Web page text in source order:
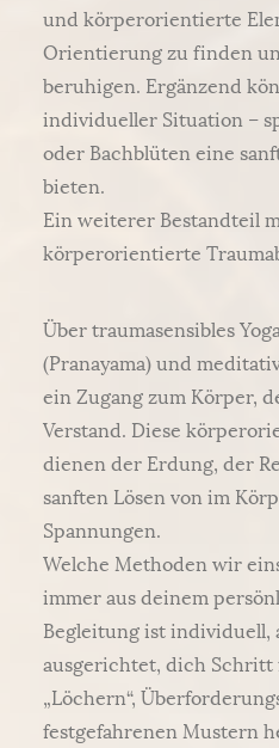
und körperorientierte
Orientierung zu finden
beruhigen. Ergänzend
individueller Situation –
oder Bachblüten eine
bieten.
Ein weiterer Bestandteil
körperorientierte
Über traumasensibles
(Pranayama) und
ein Zugang zum Körper,
Verstand. Diese
dienen der Erdung, der
sanften Lösen von im
Spannungen.
Welche Methoden wir
immer aus deinem
Begleitung ist individuell,
ausgerichtet, dich
„Löchern“,
festgefahrenen Mustern